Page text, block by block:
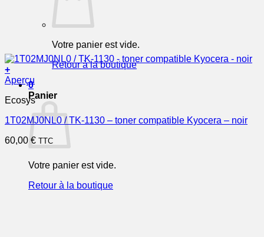
Votre panier est vide.
Retour à la boutique
0
Panier
Votre panier est vide.
Retour à la boutique
+
Aperçu
Ecosys
1T02MJ0NL0 / TK-1130 – toner compatible Kyocera – noir
60,00 € TTC